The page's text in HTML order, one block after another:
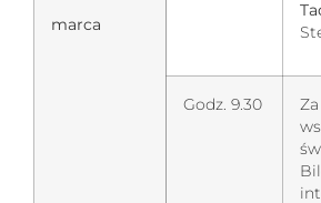
marca
Godz. 9.30
Za